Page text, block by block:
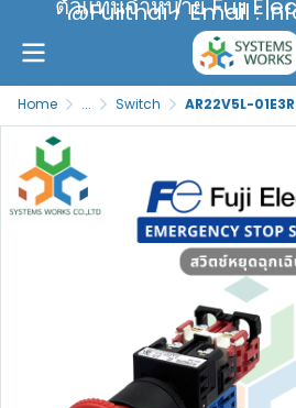
ตัวแทนจำหน่าย Fuji
@Fujithai / Email :
Home ... Switch AR22V5L-01E3R ,